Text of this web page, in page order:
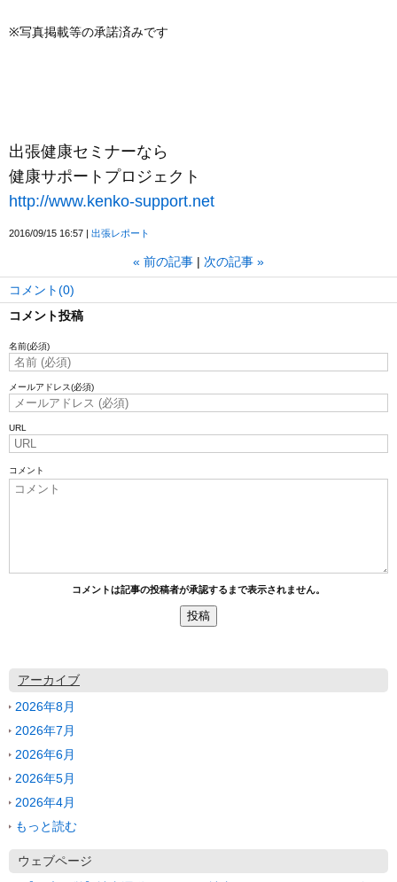
※写真掲載等の承諾済みです
出張健康セミナーなら
健康サポートプロジェクト
http://www.kenko-support.net
2016/09/15 16:57 出張レポート
« 前の記事 次の記事 »
コメント(0)
コメント投稿
名前(必須)
メールアドレス(必須)
URL
コメント
コメントは記事の投稿者が承認するまで表示されません。
アーカイブ
2026年8月
2026年7月
2026年6月
2026年5月
2026年4月
もっと読む
ウェブページ